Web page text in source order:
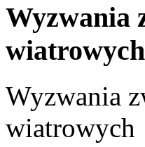
Wyzwania
wiatrowych
Wyzwania
wiatrowych